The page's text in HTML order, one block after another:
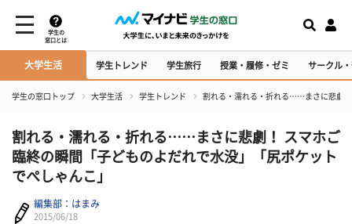
学生の
窓口とは
大学生活 学生トレンド 学生旅行 授業・履修・ゼミ サークル
学生の窓口トップ 大学生活 学生トレンド 割れる・濡れる・折れる……まさに悲劇！
割れる・濡れる・折れる……まさに悲劇！ スマホご
臨終の瞬間「子どものよだれで水没」「尻ポケット
でぺしゃんこ」
編集部：はまみ
2015/06/18